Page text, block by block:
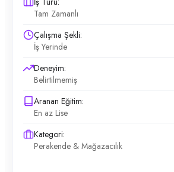
Tam Zamanlı
Çalışma Şekli:
İş Yerinde
Deneyim:
Belirtilmemiş
Aranan Eğitim:
En az Lise
Kategori:
Perakende & Mağazacılık